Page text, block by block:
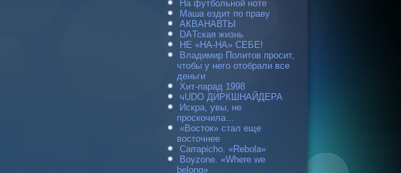
На футбольной ноте
Маша ездит по праву
АКВАНАВТЫ
DAТская жизнь
НЕ «НА-НА» СЕБЕ!
Владимир Политов просит,
чтобы у него отобрали все
деньги
Хит-парад 1998
чUDO ДИРКШНАЙДЕРА
Искра, увы, не
проскочила…
«Восток» стал еще
восточнее
Carraрicho. «Rebola»
Boyzone. «Where we
belong»